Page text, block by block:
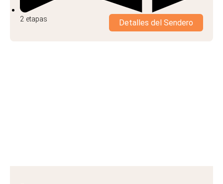
2 etapas Detalles del Sendero